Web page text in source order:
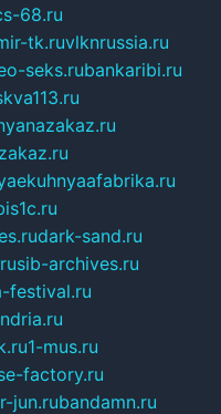
68.ru
tk.ruvlknrussia.ru
seks.rubankaribi.ru
dark-sand.ru
sib-archives.ru
festival.ru
1-mus.ru
factory.ru
jun.rubandamn.ru